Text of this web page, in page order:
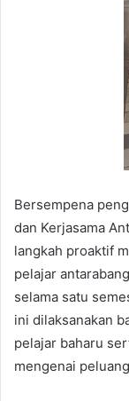
Bersempena
dan Kerjasama
langkah proaktif
pelajar
selama satu
ini dilaksanakan
pelajar baharu
mengenai